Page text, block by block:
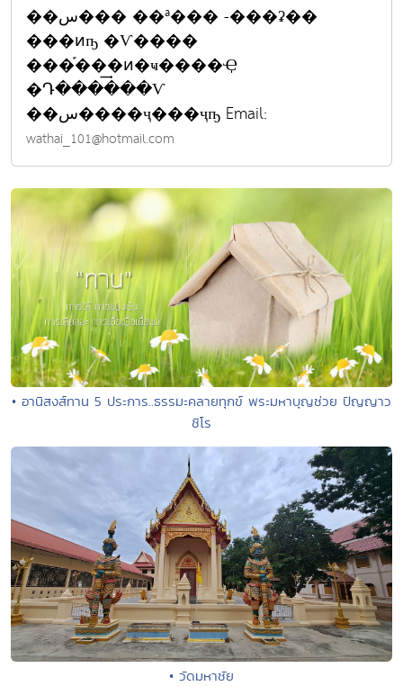
��س��� ��ª��� -���ʡ��
���ͷҧ �Ѵ����
���֡���͢ͷ�ҹ����Ҿ
�Դ������Ѵ
��س����ҷ���ҷҧ Email:
wathai_101@hotmail.com
• อานิสงส์ทาน 5 ประการ..ธรรมะคลายทุกข์ พระมหาบุญช่วย ปัญญาว
ชิโร
• วัดมหาชัย